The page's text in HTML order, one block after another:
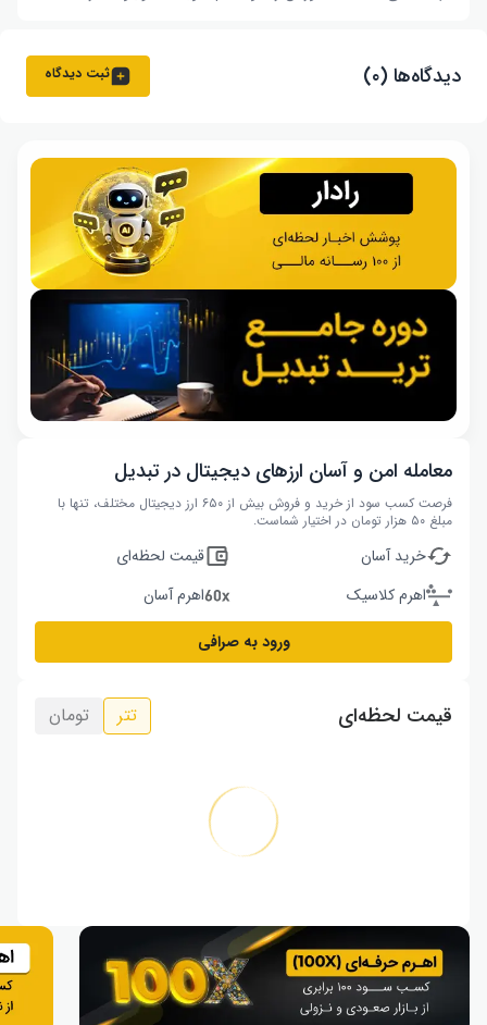
دیدگاه‌ها (۰) ثبت دیدگاه
معامله امن و آسان ارزهای دیجیتال در تبدیل
فرصت کسب سود از خرید و فروش بیش از ۶۵۰ ارز دیجیتال مختلف، تنها با
مبلغ ۵۰ هزار تومان در اختیار شماست.
خرید آسان
قیمت لحظه‌ای
اهرم کلاسیک
اهرم آسان
ورود به صرافی
قیمت لحظه‌ای تتر تومان